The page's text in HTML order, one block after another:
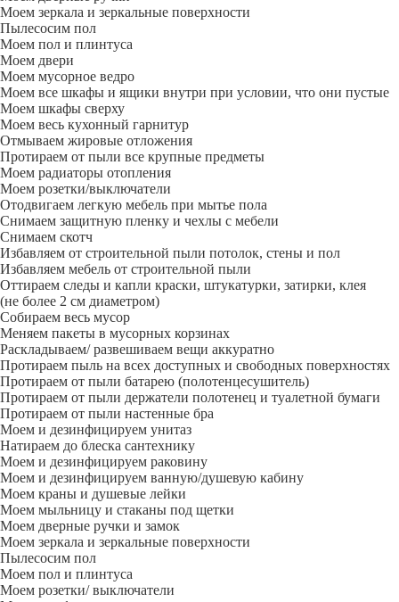
Моем зеркала и зеркальные поверхности
Пылесосим пол
Моем пол и плинтуса
Моем двери
Моем мусорное ведро
Моем все шкафы и ящики внутри при условии, что они пустые
Моем шкафы сверху
Моем весь кухонный гарнитур
Отмываем жировые отложения
Протираем от пыли все крупные предметы
Моем радиаторы отопления
Моем розетки/выключатели
Отодвигаем легкую мебель при мытье пола
Снимаем защитную пленку и чехлы с мебели
Снимаем скотч
Избавляем от строительной пыли потолок, стены и пол
Избавляем мебель от строительной пыли
Оттираем следы и капли краски, штукатурки, затирки, клея
(не более 2 см диаметром)
Собираем весь мусор
Меняем пакеты в мусорных корзинах
Раскладываем/ развешиваем вещи аккуратно
Протираем пыль на всех доступных и свободных поверхностях
Протираем от пыли батарею (полотенцесушитель)
Протираем от пыли держатели полотенец и туалетной бумаги
Протираем от пыли настенные бра
Моем и дезинфицируем унитаз
Натираем до блеска сантехнику
Моем и дезинфицируем раковину
Моем и дезинфицируем ванную/душевую кабину
Моем краны и душевые лейки
Моем мыльницу и стаканы под щетки
Моем дверные ручки и замок
Моем зеркала и зеркальные поверхности
Пылесосим пол
Моем пол и плинтуса
Моем розетки/ выключатели